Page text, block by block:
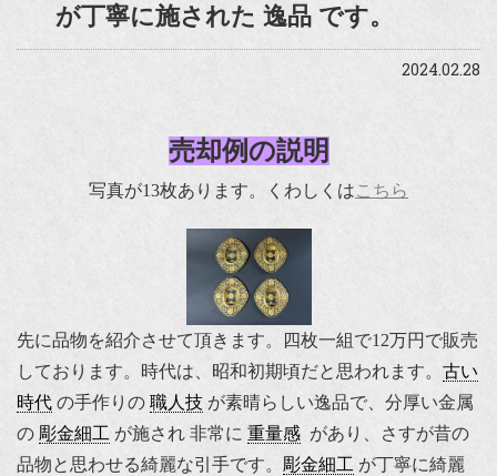
が丁寧に施された 逸品 です。
2024.02.28
売却例の説明
写真が13枚あります。くわしくはこちら
先に品物を紹介させて頂きます。四枚一組で12万円で販売
しております。時代は、昭和初期頃だと思われます。 古い
時代 の手作りの 職人技 が素晴らしい逸品で、分厚い金属
の 彫金細工 が施され 非常に 重量感 があり、さすが昔の
品物と思わせる綺麗な引手です。 彫金細工 が丁寧に綺麗